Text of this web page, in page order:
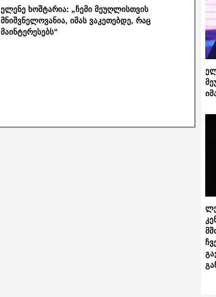
ელენე ხოშტარია: „ჩემი მეუღლისთვის
მნიშვნელოვანია, იმას ვაკეთებდე, რაც
მაინტერესებს“